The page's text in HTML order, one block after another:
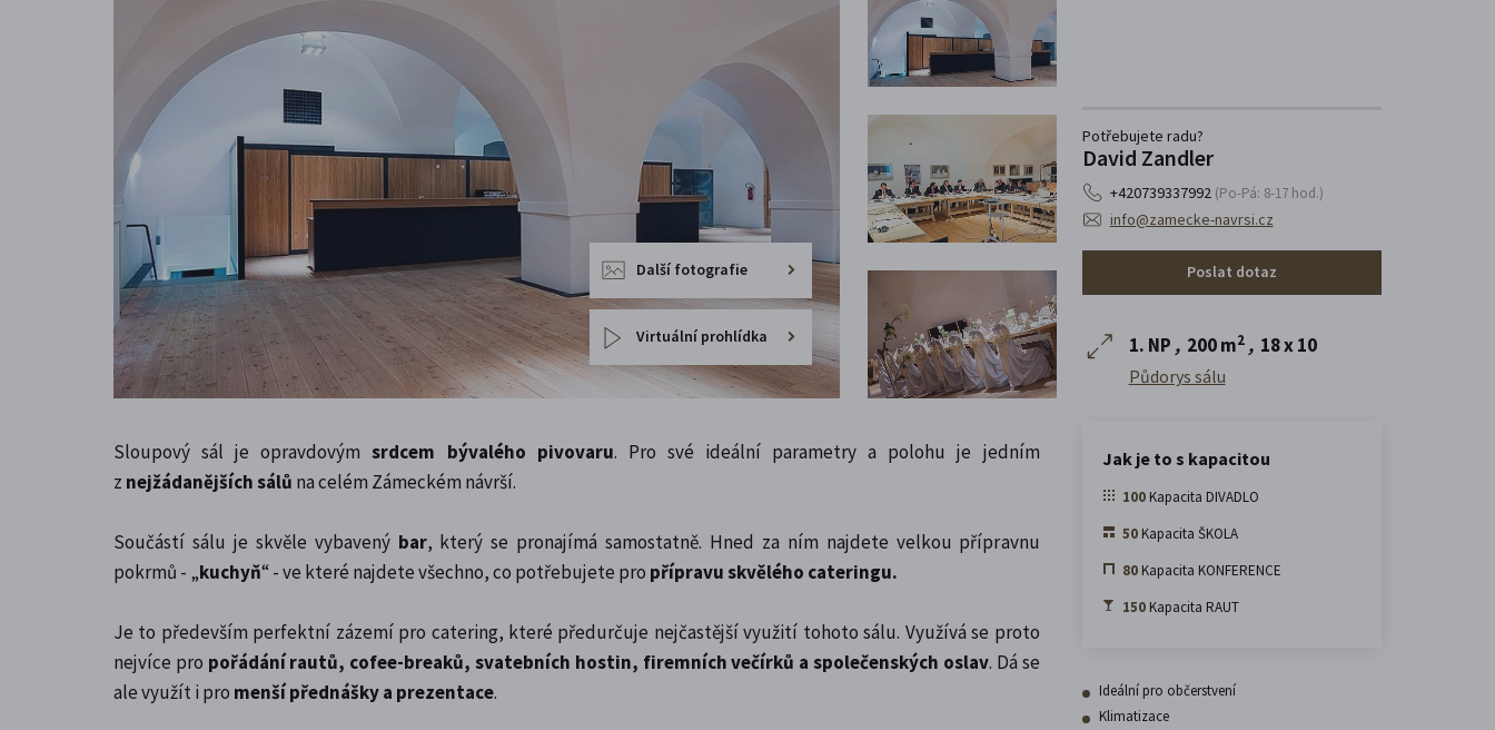
Další fotografie
Virtuální prohlídka
Sloupový sál je opravdovýmsrdcem bývalého pivovaru. Pro své ideální parametry a polohu je jedním
z nejžádanějších sálů na celém Zámeckém návrší.
Součástí sálu je skvěle vybavený bar, který se pronajímá samostatně. Hned za ním najdete velkou přípravnu
pokrmů - „kuchyň“ - ve které najdete všechno, co potřebujete pro přípravu skvělého cateringu.
Je to především perfektní zázemí pro catering, které předurčuje nejčastější využití tohoto sálu. Využívá se proto
nejvíce pro pořádání rautů, cofee-breaků, svatebních hostin, firemních večírků a společenských oslav. Dá se
ale využít i pro menší přednášky a prezentace.
Potřebujete radu?
David Zandler
+420739337992 (Po-Pá: 8-17 hod.)
info@zamecke-navrsi.cz
Poslat dotaz
1. NP , 200 m2 , 18 x 10
Půdorys sálu
Jak je to s kapacitou
100Kapacita DIVADLO
50Kapacita ŠKOLA
80Kapacita KONFERENCE
150Kapacita RAUT
Ideální pro občerstvení
Klimatizace